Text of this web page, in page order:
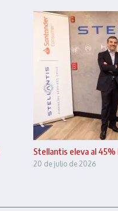
Stellantis eleva al
20 de julio de 2026